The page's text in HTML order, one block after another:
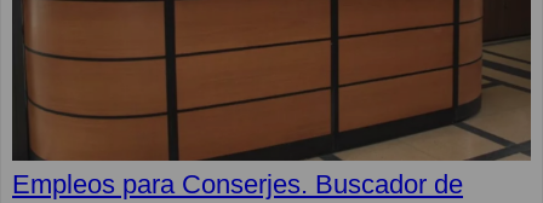
Empleos para Conserjes. Buscador de